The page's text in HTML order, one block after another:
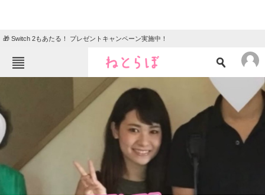
🎁 Switch 2もあたる！ プレゼントキャンペーン実施中！
ニュース
クイズ
グルメ 地域
住まい 教育・育児
リサーチ